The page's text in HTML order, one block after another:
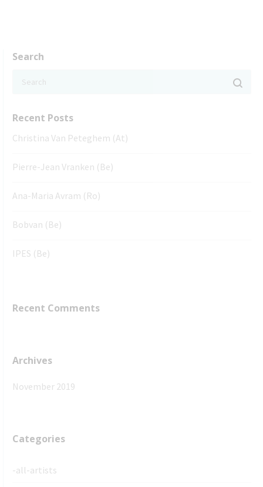
Search
Recent Posts
Christina Van Peteghem (At)
Pierre-Jean Vranken (Be)
Ana-Maria Avram (Ro)
Bobvan (Be)
IPES (Be)
Recent Comments
Archives
November 2019
Categories
-all-artists